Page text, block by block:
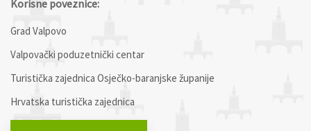
Korisne poveznice:
Grad Valpovo
Valpovački poduzetnički centar
Turistička zajednica Osječko-baranjske županije
Hrvatska turistička zajednica